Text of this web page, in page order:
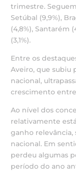
trimestre.
Setúbal (9,9%),
(4,8%), Santarém
(3,1%).
Entre os
Aveiro, que subiu
nacional,
crescimento
Ao nível dos
relativamente
ganho relevância,
nacional. Em
perdeu algumas
período do ano